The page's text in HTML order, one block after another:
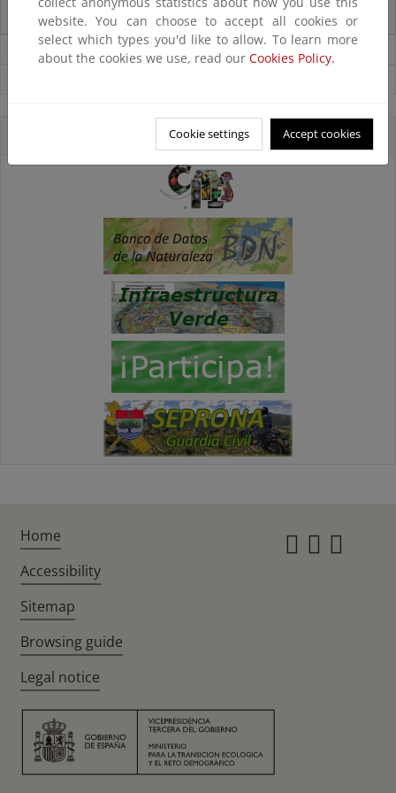
el Atlántico Nordeste
Noticias sobre Biodiversidad
website. You can choose to accept all cookies or
select which types you'd like to allow. To learn more
about the cookies we use, read our Cookies Policy.
Cookie settings Accept cookies
Home
Accessibility
Sitemap
Browsing guide
Legal notice